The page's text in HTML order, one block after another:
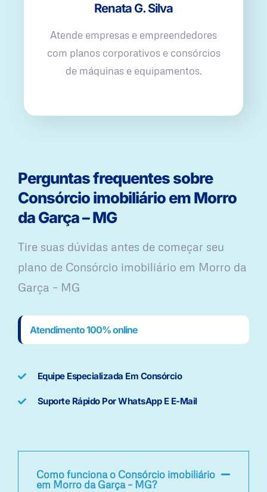
Renata G. Silva
Atende empresas e empreendedores
com planos corporativos e consórcios
de máquinas e equipamentos.
Perguntas frequentes sobre
Consórcio imobiliário em Morro
da Garça – MG
Tire suas dúvidas antes de começar seu
plano ​de Consórcio imobiliário em Morro da
Garça – MG
Atendimento 100% online
Equipe Especializada Em Consórcio
Suporte Rápido Por WhatsApp E E-Mail
Como funciona o Consórcio imobiliário
em Morro da Garça – MG?